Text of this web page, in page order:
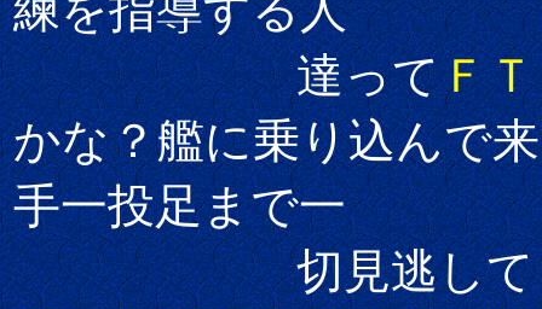
達ってＦ
かな？艦に乗り込んで
手一投足まで一
切見逃してく